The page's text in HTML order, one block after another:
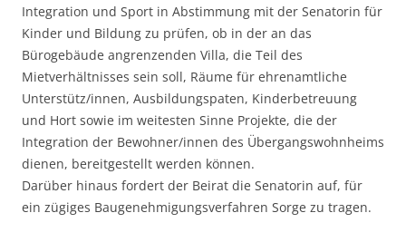
Integration und Sport in Abstimmung mit der Senatorin für
Kinder und Bildung zu prüfen, ob in der an das
Bürogebäude angrenzenden Villa, die Teil des
Mietverhältnisses sein soll, Räume für ehrenamtliche
Unterstütz/innen, Ausbildungspaten, Kinderbetreuung
und Hort sowie im weitesten Sinne Projekte, die der
Integration der Bewohner/innen des Übergangswohnheims
dienen, bereitgestellt werden können.
Darüber hinaus fordert der Beirat die Senatorin auf, für
ein zügiges Baugenehmigungsverfahren Sorge zu tragen.